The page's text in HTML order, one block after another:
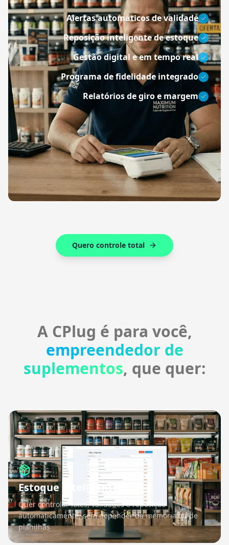
Alertas automáticos de validade
Reposição inteligente de estoque
Gestão digital e em tempo real
Programa de fidelidade integrado
Relatórios de giro e margem
Quero controle total
A CPlug é para você,
empreendedor de
suplementos, que quer:
Estoque inteligente
Quer controlar lotes, validades e reposição
automaticamente, sem depender da memória ou de
planilhas